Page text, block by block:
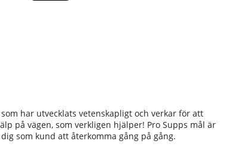
har utvecklats vetenskapligt och verkar för att
på vägen, som verkligen hjälper! Pro Supps mål är
som kund att återkomma gång på gång.